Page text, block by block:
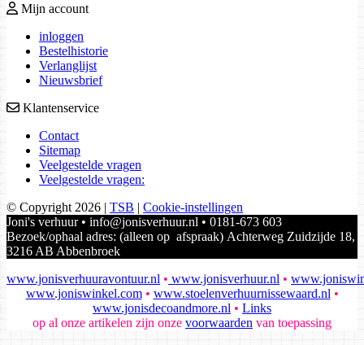
Mijn account
inloggen
Bestelhistorie
Verlanglijst
Nieuwsbrief
Klantenservice
Contact
Sitemap
Veelgestelde vragen
Veelgestelde vragen:
© Copyright 2026 | TSB | Cookie-instellingen
Joni's verhuur • info@jonisverhuur.nl • 0181-673 603
Bezoek/ophaal adres: (alleen op afspraak) Achterweg Zuidzijde 18,
3216 AB Abbenbroek
www.jonisverhuuravontuur.nl • www.jonisverhuur.nl •
www.joniswinkel.com• www.stoelenverhuurnissewaard.nl •
www.jonisdecoandmore.nl • Links
op al onze artikelen zijn onze voorwaarden van toepassing